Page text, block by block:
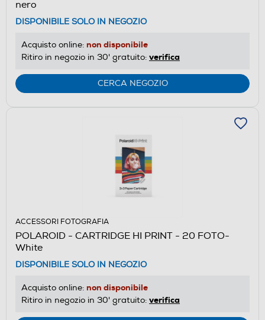
nero
DISPONIBILE SOLO IN NEGOZIO
Acquisto online: non disponibile
Ritiro in negozio in 30' gratuito: verifica
CERCA NEGOZIO
ACCESSORI FOTOGRAFIA
POLAROID - CARTRIDGE HI PRINT - 20 FOTO-
White
DISPONIBILE SOLO IN NEGOZIO
Acquisto online: non disponibile
Ritiro in negozio in 30' gratuito: verifica